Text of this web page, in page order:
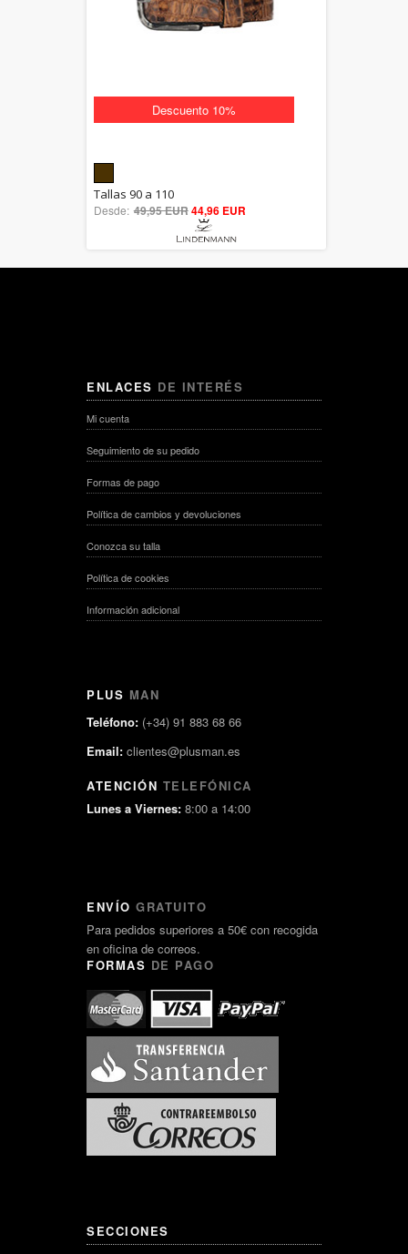
Descuento 10%
5.00
out of 5
Tallas 90 a 110
Desde: 49,95 EUR44,96 EUR
ENLACES DE INTERÉS
Mi cuenta
Seguimiento de su pedido
Formas de pago
Política de cambios y devoluciones
Conozca su talla
Política de cookies
Información adicional
PLUS MAN
Teléfono: (+34) 91 883 68 66
Email: clientes@plusman.es
ATENCIÓN TELEFÓNICA
Lunes a Viernes: 8:00 a 14:00
ENVÍO GRATUITO
Para pedidos superiores a 50€ con recogida
en oficina de correos.
FORMAS DE PAGO
SECCIONES